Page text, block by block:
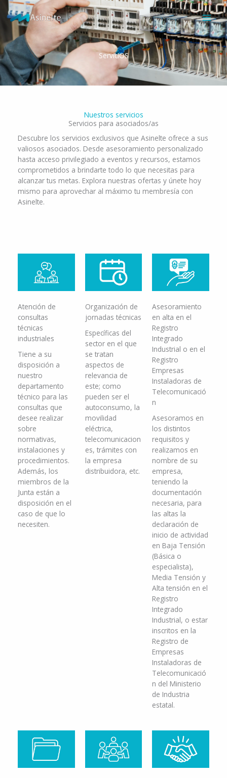
contenido
ServicIOS
Nuestros servicios
Servicios para asociados/as
Descubre los servicios exclusivos que Asinelte ofrece a sus
valiosos asociados. Desde asesoramiento personalizado
hasta acceso privilegiado a eventos y recursos, estamos
comprometidos a brindarte todo lo que necesitas para
alcanzar tus metas. Explora nuestras ofertas y únete hoy
mismo para aprovechar al máximo tu membresía con
Asinelte.
Atención de
consultas
técnicas
industriales
Tiene a su
disposición a
nuestro
departamento
técnico para las
consultas que
desee realizar
sobre
normativas,
instalaciones y
procedimientos.
Además, los
miembros de la
Junta están a
disposición en el
caso de que lo
necesiten.
Organización de
jornadas técnicas
Específicas del
sector en el que
se tratan
aspectos de
relevancia de
este; como
pueden ser el
autoconsumo, la
movilidad
eléctrica,
telecomunicacion
es, trámites con
la empresa
distribuidora, etc.
Asesoramiento
en alta en el
Registro
Integrado
Industrial o en el
Registro
Empresas
Instaladoras de
Telecomunicació
n
Asesoramos en
los distintos
requisitos y
realizamos en
nombre de su
empresa,
teniendo la
documentación
necesaria, para
las altas la
declaración de
inicio de actividad
en Baja Tensión
(Básica o
especialista),
Media Tensión y
Alta tensión en el
Registro
Integrado
Industrial, o estar
inscritos en la
Registro de
Empresas
Instaladoras de
Telecomunicació
n del Ministerio
de Industria
estatal.